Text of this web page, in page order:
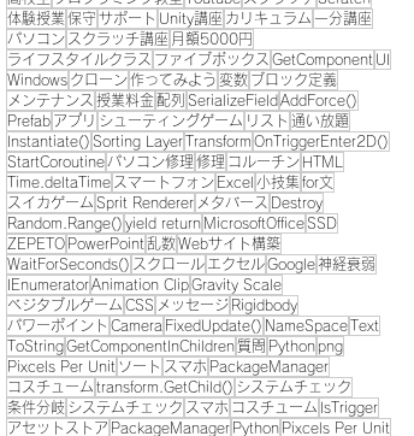
体験授業 保守 サポート Unity講座 カリキュラム 一分講座
パソコン スクラッチ講座 月額5000円
ライフスタイルクラス ファイブボックス GetComponent UI
Windows クローン作ってみよう 変数 ブロック定義
メンテナンス 授業料金 配列 SerializeField AddForce()
Prefab アプリ シューティングゲーム リスト 通い放題
Instantiate() Sorting LayerTransform OnTriggerEnter2D()
StartCoroutine パソコン修理 修理 コルーチン HTML
Time.deltaTime スマートフォン Excel 小技集 for文
スイカゲーム Sprit Renderer メタバース Destroy
Random.Range() yield return MicrosoftOfficeSSD
ZEPETO PowerPoint 乱数Webサイト構築
WaitForSeconds() スクロール エクセルGoogle 神経衰弱
IEnumeratorAnimation ClipGravity Scale
ベジタブルゲーム CSS メッセージ Rigidbody
パワーポイント Camera FixedUpdate() NameSpaceText
ToStringGetComponentInChildren質問 Python png
Pixcels Per Unit ソート スマホ PackageManager
コスチューム transform.GetChild() システムチェック
条件分岐 システムチェック スマホ コスチューム IsTrigger
アセットストア PackageManager Python Pixcels Per Unit